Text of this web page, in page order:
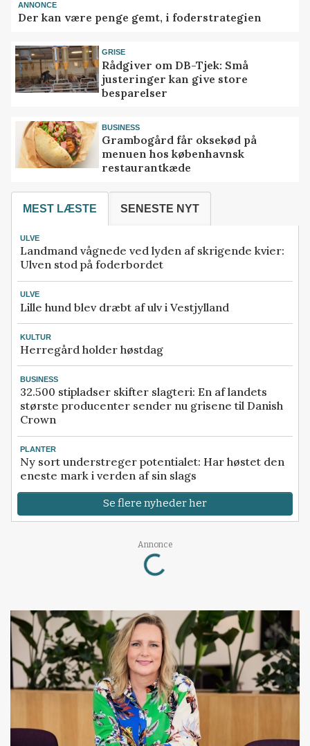
ANNONCE
Der kan være penge gemt, i foderstrategien
GRISE
Rådgiver om DB-Tjek: Små
justeringer kan give store
besparelser
BUSINESS
Grambogård får oksekød på
menuen hos københavnsk
restaurantkæde
MEST LÆSTE SENESTE NYT
ULVE
Landmand vågnede ved lyden af skrigende kvier:
Ulven stod på foderbordet
ULVE
Lille hund blev dræbt af ulv i Vestjylland
KULTUR
Herregård holder høstdag
BUSINESS
32.500 stipladser skifter slagteri: En af landets
største producenter sender nu grisene til Danish
Crown
PLANTER
Ny sort understreger potentialet: Har høstet den
eneste mark i verden af sin slags
Se flere nyheder her
Annonce
Loading...